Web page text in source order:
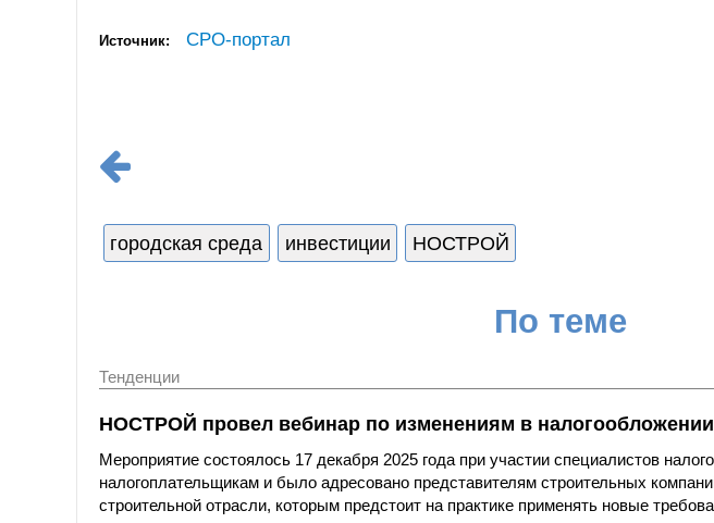
Источник: СРО-портал
городская среда инвестиции НОСТРОЙ
По теме
Тенденции
НОСТРОЙ провел вебинар по изменениям в налогообложении
Мероприятие состоялось 17 декабря 2025 года при участии специалистов
налогоплательщикам и было адресовано представителям строительных
строительной отрасли, которым предстоит на практике применять новые